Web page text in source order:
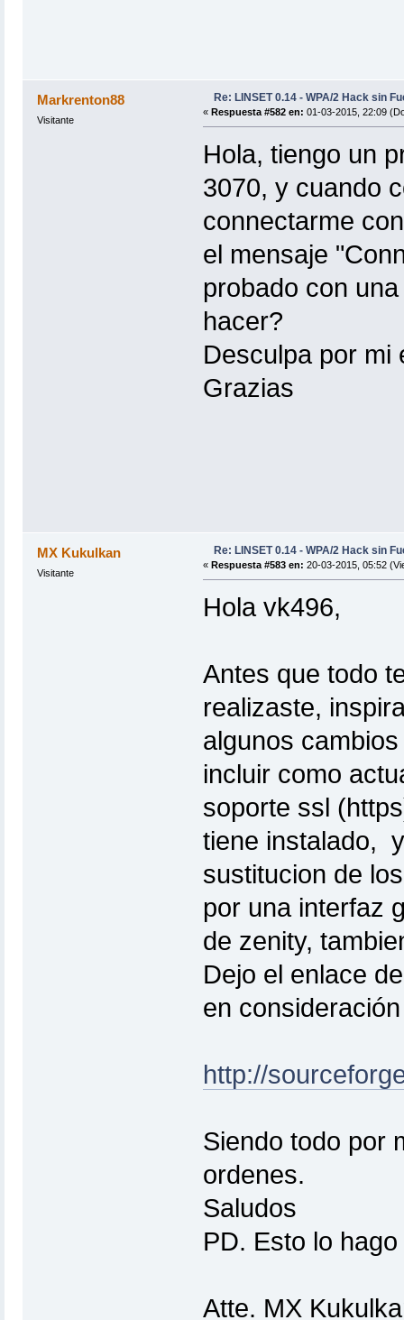
Markrenton88
Visitante
Re: LINSET 0.14 - WPA/2 Hack sin
« Respuesta #582 en: 01-03-2015, 22:09
Hola, tiengo un
3070, y cuando
connectarme
el mensaje
probado con
hacer?
Desculpa por mi
Grazias
MX Kukulkan
Visitante
Re: LINSET 0.14 - WPA/2 Hack sin
« Respuesta #583 en: 20-03-2015, 05:52
Hola vk496,
Antes que todo
realizaste,
algunos
incluir como
soporte ssl
tiene instalado,
sustitucion de
por una interfaz
de zenity,
Dejo el enlace
en
http://
Siendo todo por
ordenes.
Saludos
PD. Esto lo
Atte. MX